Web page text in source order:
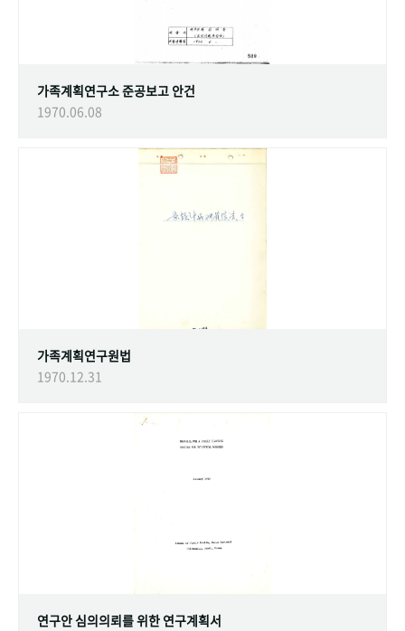
가족계획연구소 준공보고 안건
1970.06.08
가족계획연구원법
1970.12.31
연구안 심의의뢰를 위한 연구계획서